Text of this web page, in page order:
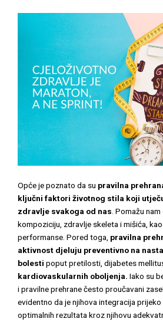
Opće je poznato da su pravilna
ključni faktori životnog stila koji
zdravlje svakoga od nas . Pomažu
kompoziciju, zdravlje skeleta i mišića,
performanse. Pored toga, pravilna
aktivnost djeluju preventivno na
bolesti poput pretilosti, dijabetes
kardiovaskularnih oboljenja. Iako su
i pravilne prehrane često proučavani
evidentno da je njihova integracija
optimalnih rezultata kroz njihovu